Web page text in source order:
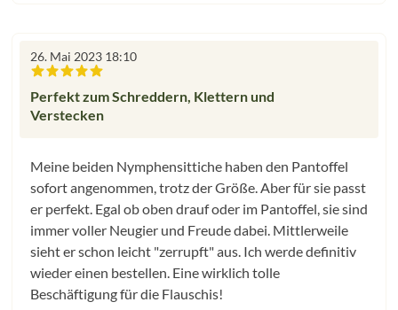
26. Mai 2023 18:10
Perfekt zum Schreddern, Klettern und
Verstecken
Meine beiden Nymphensittiche haben den Pantoffel
sofort angenommen, trotz der Größe. Aber für sie passt
er perfekt. Egal ob oben drauf oder im Pantoffel, sie sind
immer voller Neugier und Freude dabei. Mittlerweile
sieht er schon leicht "zerrupft" aus. Ich werde definitiv
wieder einen bestellen. Eine wirklich tolle
Beschäftigung für die Flauschis!